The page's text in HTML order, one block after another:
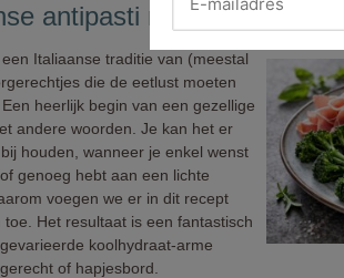
antipasti met quinoa
Italiaanse traditie van (meestal
die de eetlust moeten
heerlijk begin van een gezellige
andere woorden. Je kan het er
houden, wanneer je enkel wenst
genoeg hebt aan een lichte
voegen we er in dit recept
toe. Het resultaat is een fantastisch
koolhydraat-arme
of hapjesbord.